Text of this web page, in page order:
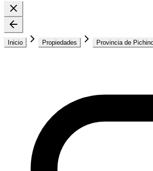
Inicio Propiedades Provincia de